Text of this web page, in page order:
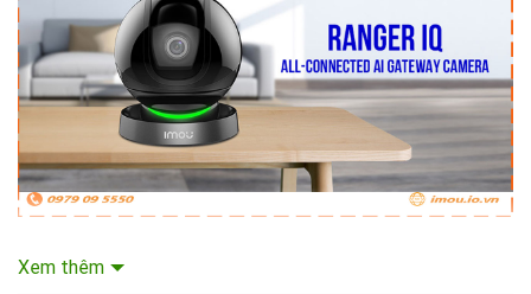
Nhu cầu sử dụng
Xem thêm